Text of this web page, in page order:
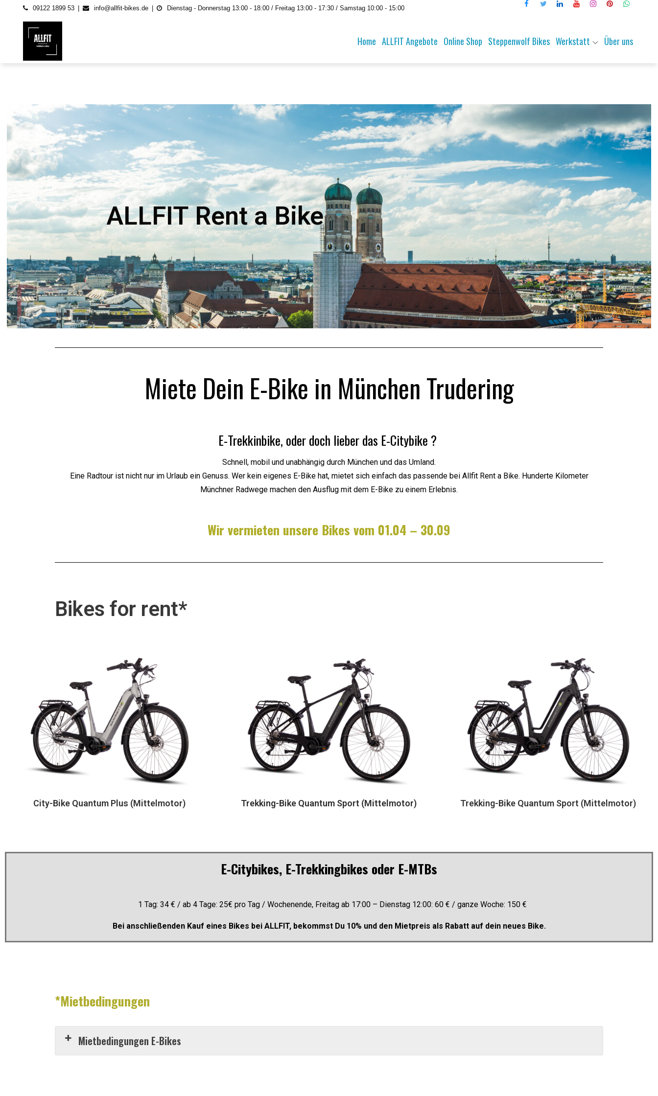
09122 1899 53 info@allfit-bikes.de Dienstag - Donnerstag 13:00 - 18:00 / Freitag 13:00 - 17:30 / Samstag 10:00 - 15:00
Home ALLFIT Angebote Online Shop Steppenwolf Bikes Werkstatt Über uns
ALLFIT Rent a Bike
Miete Dein E-Bike in München Trudering
E-Trekkinbike, oder doch lieber das E-Citybike ?
Schnell, mobil und unabhängig durch München und das Umland.
Eine Radtour ist nicht nur im Urlaub ein Genuss. Wer kein eigenes E-Bike hat, mietet sich einfach das passende bei Allfit Rent a Bike. Hunderte Kilometer
Münchner Radwege machen den Ausflug mit dem E-Bike zu einem Erlebnis.
Wir vermieten unsere Bikes vom 01.04 – 30.09
Bikes for rent*
City-Bike Quantum Plus (Mittelmotor) Trekking-Bike Quantum Sport (Mittelmotor) Trekking-Bike Quantum Sport (Mittelmotor)
E-Citybikes, E-Trekkingbikes oder E-MTBs
1 Tag: 34 € / ab 4 Tage: 25€ pro Tag / Wochenende, Freitag ab 17:00 – Dienstag 12:00: 60 € / ganze Woche: 150 €
Bei anschließenden Kauf eines Bikes bei ALLFIT, bekommst Du 10% und den Mietpreis als Rabatt auf dein neues Bike.
*Mietbedingungen
Mietbedingungen E-Bikes